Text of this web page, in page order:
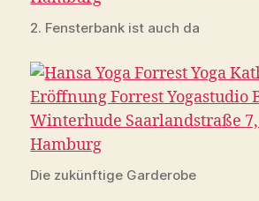
2. Fensterbank ist auch da
Die zukünftige Garderobe